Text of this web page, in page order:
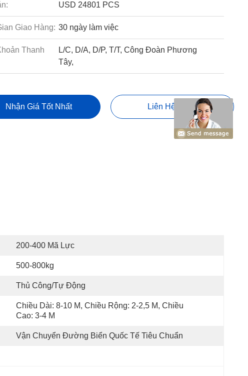
USD 24801 PCS
Giao Hàng: 30 ngày làm việc
Thanh
L/C, D/A, D/P, T/T, Công Đoàn Phương
Tây,
Nhận Giá Tốt Nhất Liên Hệ Ngay
200-400 Mã Lực
500-800kg
Thủ Công/Tự Động
Chiều Dài: 8-10 M, Chiều Rộng: 2-2,5 M, Chiều
Cao: 3-4 M
Vận Chuyển Đường Biển Quốc Tế Tiêu Chuẩn